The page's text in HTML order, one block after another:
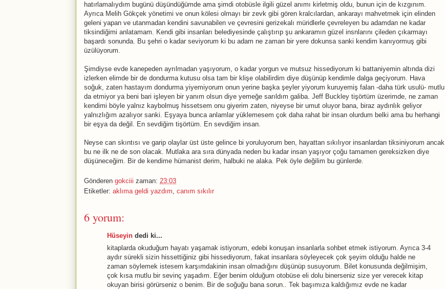
hatırlamalıydım bugünü düşündüğümde ama şimdi otobüsle ilgili güzel anımı kirletmiş oldu, bunun için de kızgınım.
Ayrıca Melih Gökçek yönetimi ve onun kölesi olmayı bir zevk gibi gören kralcılardan, ankarayı mahvetmek için elinden
geleni yapan ve utanmadan kendini savunabilen ve çevresini gerizekalı müridlerle çevreleyen bu adamdan ne kadar
tiksindiğimi anlatamam. Kendi gibi insanları belediyesinde çalıştırıp şu ankaramın güzel insnlarını çileden çıkarmayı
başardı sonunda. Bu şehri o kadar seviyorum ki bu adam ne zaman bir yere dokunsa sanki kendim kanıyormuş gibi
üzülüyorum.
Şimdiyse evde kanepeden ayrılmadan yaşıyorum, o kadar yorgun ve mutsuz hissediyorum ki battaniyemin altında dizi
izlerken elimde bir de dondurma kutusu olsa tam bir klişe olabilirdim diye düşünüp kendimle dalga geçiyorum. Hava
soğuk, zaten hastayım dondurma yiyemiyorum onun yerine başka şeyler yiyorum kuruyemiş falan -daha türk usulü- mutlu
da etmiyor ya beni bari işleyen bir yanım olsun diye yemeğe sarıldım galiba. Jeff Buckley tişörtüm üzerimde, ne zaman
kendimi böyle yalnız kaybolmuş hissetsem onu giyerim zaten, niyeyse bir umut oluyor bana, biraz aydınlık geliyor
yalnızlığım azalıyor sanki. Eşyaya bunca anlamlar yüklemesem çok daha rahat bir insan olurdum belki ama bu herhangi
bir eşya da değil. En sevdiğim tişörtüm. En sevdiğim insan.
Neyse can skıntısı ve garip olaylar üst üste gelince bi yoruluyorum ben, hayattan sıkılıyor insanlardan tiksiniyorum ancak
bu ne ilk ne de son olacak. Mutlaka ara sıra dünyada neden bu kadar insan yaşıyor çoğu tamamen gereksizken diye
düşüneceğim. Bir de kendime hümanist derim, halbuki ne alaka. Pek öyle değilim bu günlerde.
Gönderen gokciii zaman: 23:03
Etiketler: aklıma geldi yazdım canım sıkılır
6 yorum:
Hüseyin dedi ki...
kitaplarda okuduğum hayatı yaşamak istiyorum, edebi konuşan insanlarla sohbet etmek istiyorum. Ayrıca 3-4
aydır sürekli sizin hissettiğiniz gibi hissediyorum, fakat insanlara söyleyecek çok şeyim olduğu halde ne
zaman söylemek istesem karşımdakinin insan olmadığını düşünüp susuyorum. Bilet konusunda değilmişim,
çok kısa mutlu bir sevinç yaşadım. Eğer benim olduğum otobüse eli dolu binerseniz size yer verecek kitap
okuyan birisi görürseniz o benim. Bir de soğuğu bana sorun.. Tek başımıza kaldığımız evde ne kadar